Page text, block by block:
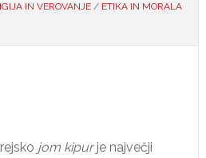
IN VEROVANJE / ETIKA IN MORALA
jom kipurje največji